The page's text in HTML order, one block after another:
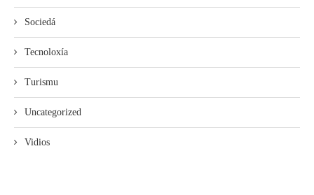
Sociedá
Tecnoloxía
Turismu
Uncategorized
Vidios